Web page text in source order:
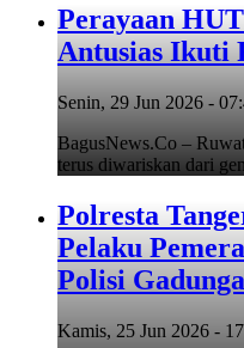
Perayaan
Antusias Ikuti
Senin, 29 Jun 2026 -
BagusNews.Co –
terus diwariskan dari
Polresta
Pelaku
Polisi
Kamis, 25 Jun 2026 -